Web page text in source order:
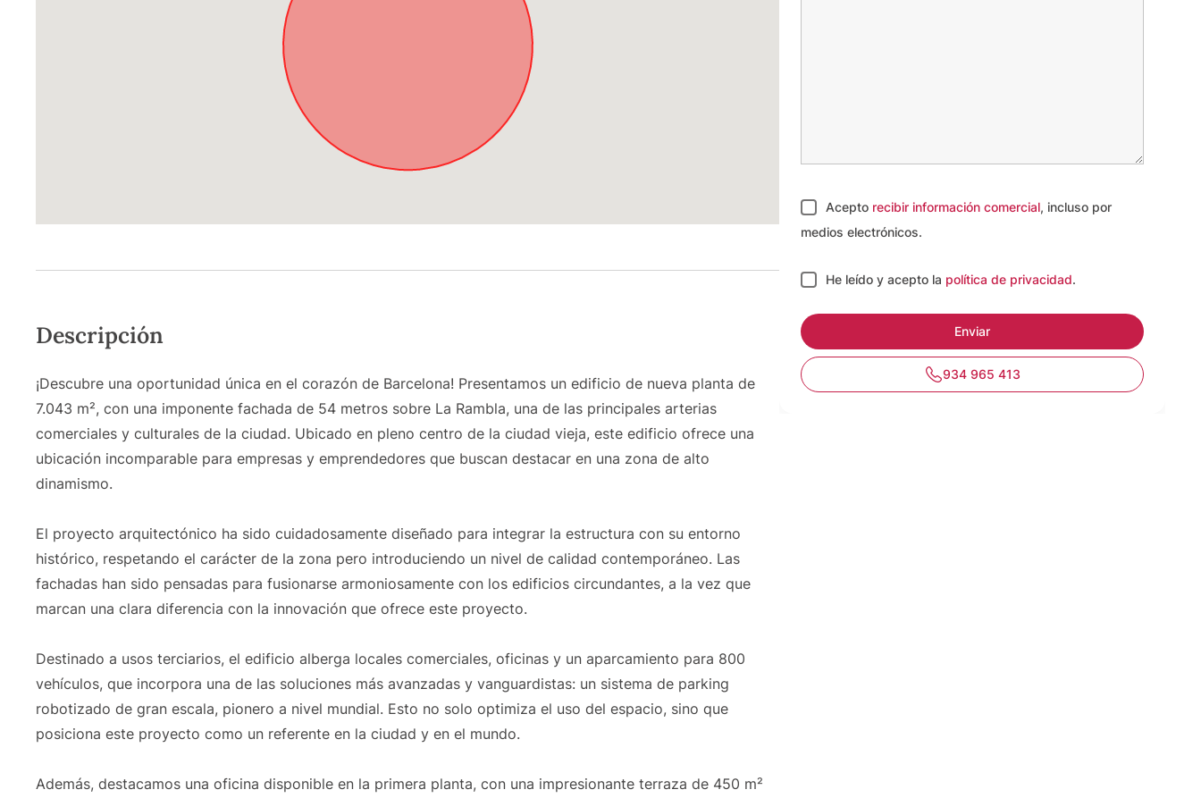
Descripción
¡Descubre una oportunidad única en el corazón de Barcelona! Presentamos un edificio de nueva planta de
7.043 m², con una imponente fachada de 54 metros sobre La Rambla, una de las principales arterias
comerciales y culturales de la ciudad. Ubicado en pleno centro de la ciudad vieja, este edificio ofrece una
ubicación incomparable para empresas y emprendedores que buscan destacar en una zona de alto
dinamismo.
El proyecto arquitectónico ha sido cuidadosamente diseñado para integrar la estructura con su entorno
histórico, respetando el carácter de la zona pero introduciendo un nivel de calidad contemporáneo. Las
fachadas han sido pensadas para fusionarse armoniosamente con los edificios circundantes, a la vez que
marcan una clara diferencia con la innovación que ofrece este proyecto.
Destinado a usos terciarios, el edificio alberga locales comerciales, oficinas y un aparcamiento para 800
vehículos, que incorpora una de las soluciones más avanzadas y vanguardistas: un sistema de parking
robotizado de gran escala, pionero a nivel mundial. Esto no solo optimiza el uso del espacio, sino que
posiciona este proyecto como un referente en la ciudad y en el mundo.
Además, destacamos una oficina disponible en la primera planta, con una impresionante terraza de 450 m²
Acepto recibir información comercial, incluso por
medios electrónicos.
He leído y acepto la política de privacidad.
934 965 413